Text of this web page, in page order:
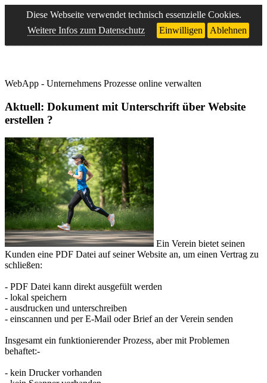
Diese Webseite verwendet technisch essenzielle Cookies.
Weitere Infos zum Datenschutz
Einwilligen Ablehnen
WebApp - Unternehmens Prozesse online verwalten
Aktuell: Dokument mit Unterschrift über Website
erstellen ?
Ein Verein bietet seinen
Kunden eine PDF Datei auf seiner Website an, um einen Vertrag zu
schließen:
- PDF Datei kann direkt ausgefült werden
- lokal speichern
- ausdrucken und unterschreiben
- einscannen und per E-Mail oder Brief an der Verein senden
Insgesamt ein funktionierender Prozess, aber mit Problemen
behaftet:-
- kein Drucker vorhanden